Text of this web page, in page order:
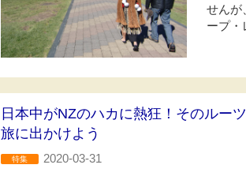
せんが
ープ・
日本中がNZのハカに熱狂！そのルー
旅に出かけよう
特集 2020-03-31